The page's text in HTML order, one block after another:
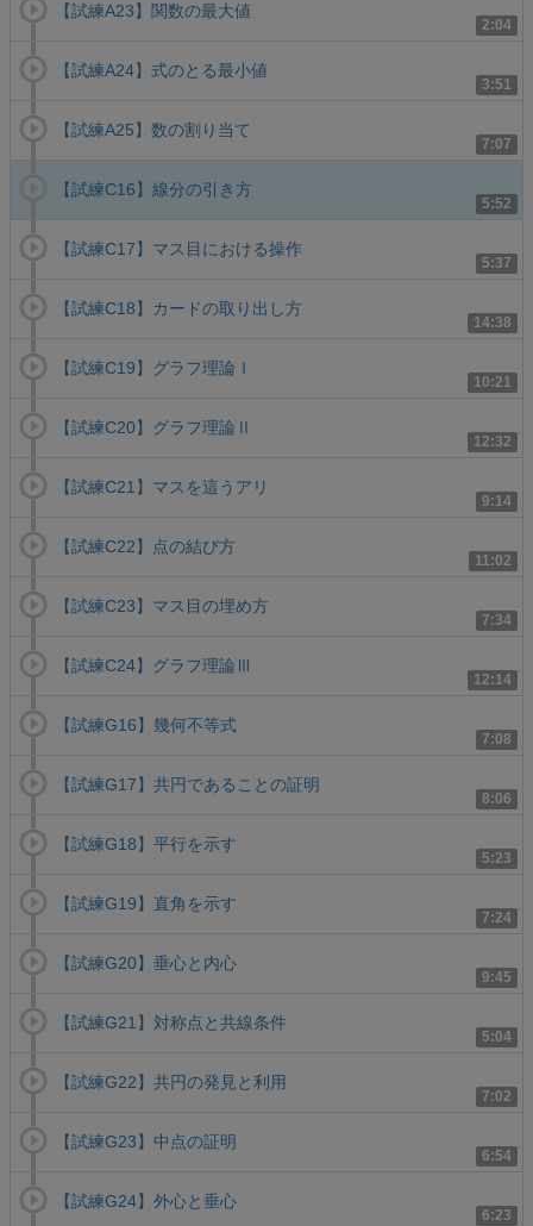
2:04
【試練A23】関数の最大値
3:51
【試練A24】式のとる最小値
7:07
【試練A25】数の割り当て
5:52
【試練C16】線分の引き方
5:37
【試練C17】マス目における操作
14:38
【試練C18】カードの取り出し方
10:21
【試練C19】グラフ理論Ⅰ
12:32
【試練C20】グラフ理論Ⅱ
9:14
【試練C21】マスを這うアリ
11:02
【試練C22】点の結び方
7:34
【試練C23】マス目の埋め方
12:14
【試練C24】グラフ理論Ⅲ
7:08
【試練G16】幾何不等式
8:06
【試練G17】共円であることの証明
5:23
【試練G18】平行を示す
7:24
【試練G19】直角を示す
9:45
【試練G20】垂心と内心
5:04
【試練G21】対称点と共線条件
7:02
【試練G22】共円の発見と利用
6:54
【試練G23】中点の証明
6:23
【試練G24】外心と垂心